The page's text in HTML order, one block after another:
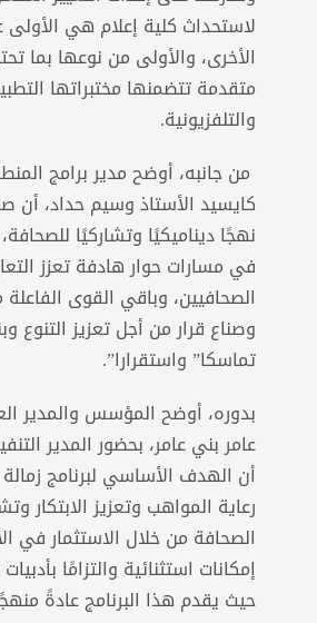
لاستحداث كلية إعلام هي الأولى
الأخرى، والأولى من نوعها بما
متقدمة تتضمنها مختبراتها
والتلفزيونية.
من جانبه، أوضح مدير برامج
كايسيد الأستاذ وسيم حداد، أن
نهجًا ديناميكيًا وتشاركيًا
في مسارات حوار هادفة تعزز
الصحافيين، وباقي القوى
وصناع قرار من أجل تعزيز التنوع
تماسكا” واستقرارا”.
بدوره، أوضح المؤسس والمدير
عامر بني عامر، بحضور المدير
أن الهدف الأساسي لبرنامج
رعاية المواهب وتعزيز الابتكار
الصحافة من خلال الاستثمار في
إمكانات استثنائية والتزامًا
حيث يقدم هذا البرنامج عادةً